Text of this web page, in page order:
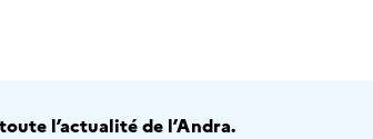
l’actualité de l’Andra.